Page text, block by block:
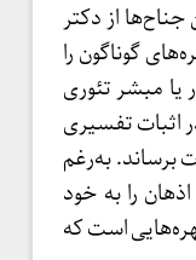
از دکتر
گوناگون را
مبشر تئوری
اثبات تفسیری
برساند. به‌رغم
را به خود
است که